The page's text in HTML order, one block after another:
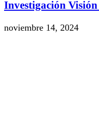
Investigación
noviembre 14, 2024